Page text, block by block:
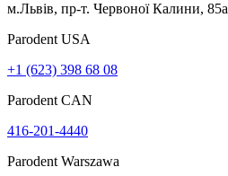
м.Львів, пр-т. Червоної Калини, 85а
Parodent USА
+1 (623) 398 68 08
Parodent CAN
416-201-4440
Parodent Warszawa